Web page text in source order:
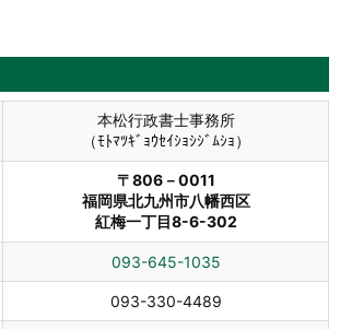
本松行政書士事務所
（ﾓﾄﾏﾂｷﾞｮｳｾｲｼｮｼｼﾞﾑｼｮ）
〒806－0011
福岡県北九州市八幡西区
紅梅一丁目8-6-302
093-645-1035
093-330-4489